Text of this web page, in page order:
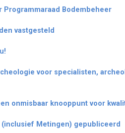
Bodembeheer
vastgesteld
voor specialisten,
onmisbaar knooppunt voor
(inclusief Metingen) gepubliceerd